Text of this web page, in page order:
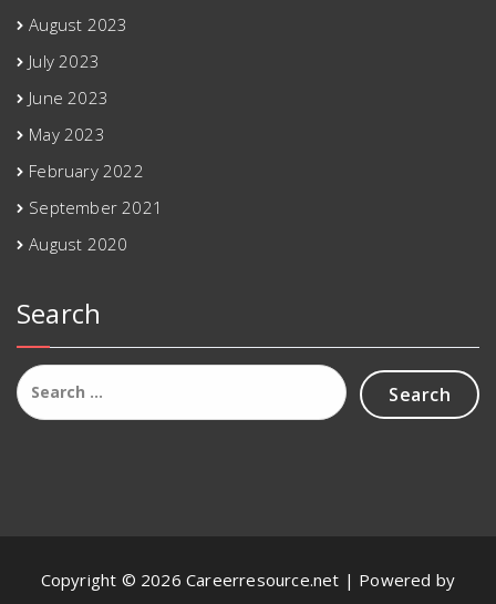
August 2023
July 2023
June 2023
May 2023
February 2022
September 2021
August 2020
Search
Search
for:
Copyright © 2026 Careerresource.net | Powered by